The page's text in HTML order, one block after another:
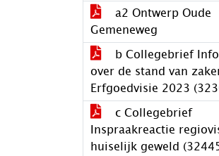
a2 Ontwerp Oude
Gemeneweg
b Collegebrief
over de stand van
Erfgoedvisie 2023
c Collegebrief
Inspraakreactie
huiselijk geweld